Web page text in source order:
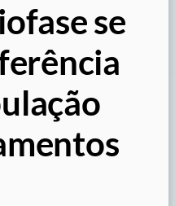
se